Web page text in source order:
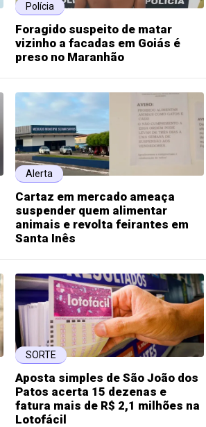
Polícia
Foragido suspeito de matar
vizinho a facadas em Goiás é
preso no Maranhão
Alerta
Cartaz em mercado ameaça
suspender quem alimentar
animais e revolta feirantes em
Santa Inês
SORTE
Aposta simples de São João dos
Patos acerta 15 dezenas e
fatura mais de R$ 2,1 milhões na
Lotofácil